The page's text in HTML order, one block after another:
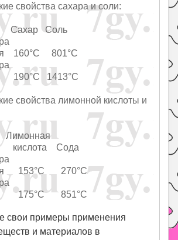
свойства сахара и соли:
Соль
160°C 801°C
190°C 1413°C
свойства лимонной кислоты и
Сода
153°C 270°C
175°C 851°C
свои примеры применения
и материалов в